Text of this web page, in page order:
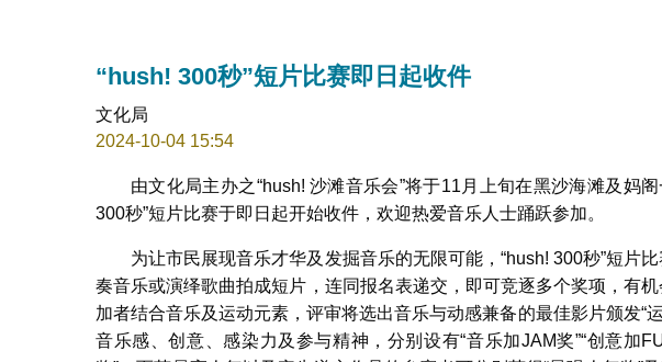
“hush! 300秒”短片比赛即日起收件
文化局
2024-10-04 15:54
由文化局主办之“hush! 沙滩音乐会”将于11月上旬在黑沙海滩及妈
300秒”短片比赛于即日起开始收件，欢迎热爱音乐人士踊跃参加。
为让市民展现音乐才华及发掘音乐的无限可能，“hush! 300秒”短片
奏音乐或演绎歌曲拍成短片，连同报名表递交，即可竞逐多个奖项，有
加者结合音乐及运动元素，评审将选出音乐与动感兼备的最佳影片颁发“
音乐感、创意、感染力及参与精神，分别设有“音乐加JAM奖”“创意加